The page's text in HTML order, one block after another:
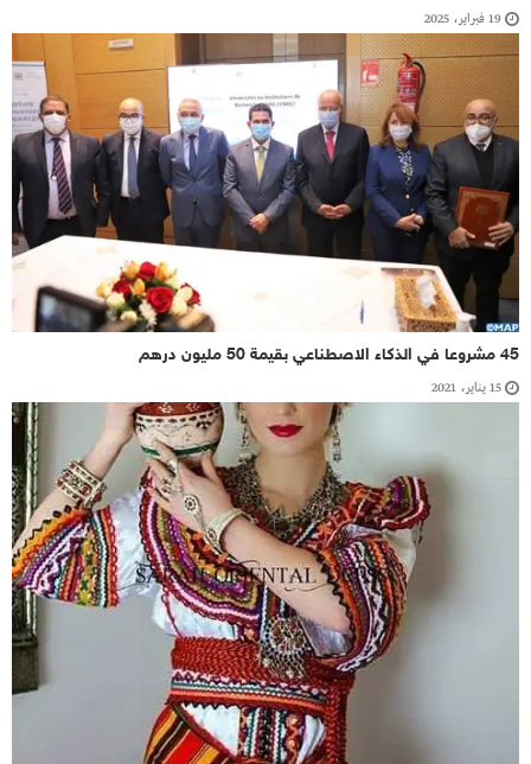
19 فبراير، 2025
45 مشروعا في الذكاء الاصطناعي بقيمة 50 مليون درهم
15 يناير، 2021